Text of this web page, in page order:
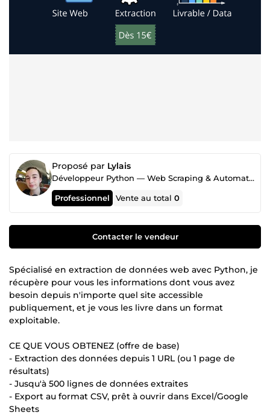
Proposé par Lylais
Développeur Python — Web Scraping & Automatisation
Professionnel Vente au total0
Contacter le vendeur
Spécialisé en extraction de données web avec Python, je
récupère pour vous les informations dont vous avez
besoin depuis n'importe quel site accessible
publiquement, et je vous les livre dans un format
exploitable.
CE QUE VOUS OBTENEZ (offre de base)
- Extraction des données depuis 1 URL (ou 1 page de
résultats)
- Jusqu'à 500 lignes de données extraites
- Export au format CSV, prêt à ouvrir dans Excel/Google
Sheets